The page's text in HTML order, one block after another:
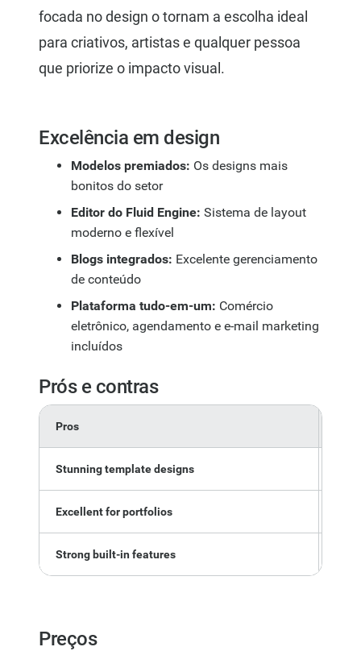
focada no design o tornam a escolha ideal
para criativos, artistas e qualquer pessoa
que priorize o impacto visual.
Excelência em design
Modelos premiados: Os designs mais
bonitos do setor
Editor do Fluid Engine: Sistema de layout
moderno e flexível
Blogs integrados: Excelente gerenciamento
de conteúdo
Plataforma tudo-em-um: Comércio
eletrônico, agendamento e e-mail marketing
incluídos
Prós e contras
Pros
Stunning template designs
Excellent for portfolios
Strong built-in features
Preços